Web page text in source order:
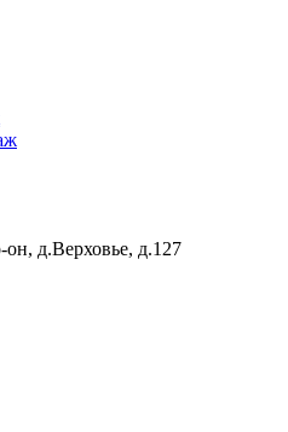
д.Верховье, д.127